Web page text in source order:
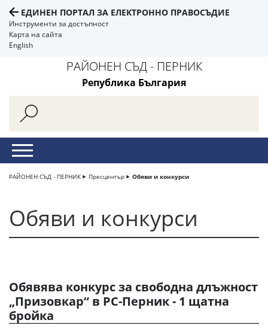
ЕДИНЕН ПОРТАЛ ЗА ЕЛЕКТРОННО ПРАВОСЪДИЕ
Инструменти за достъпност
Карта на сайта
English
РАЙОНЕН СЪД - ПЕРНИК
Република България
РАЙОНЕН СЪД - ПЕРНИК Пресцентър Обяви и конкурси
Обяви и конкурси
Обявява конкурс за свободна длъжност
„Призовкар“ в РС-Перник - 1 щатна
бройка